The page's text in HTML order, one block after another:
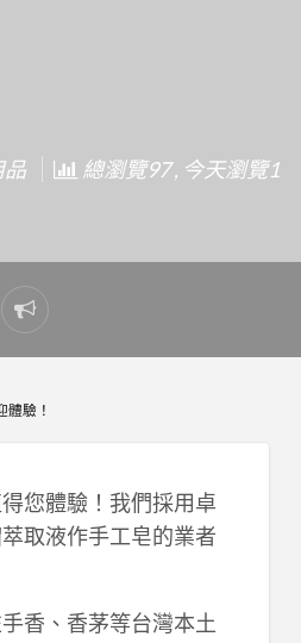
總瀏覽97 , 今天瀏覽1
Report
problem
驗！
您體驗！我們採用卓
取液作手工皂的業者
香、香茅等台灣本土